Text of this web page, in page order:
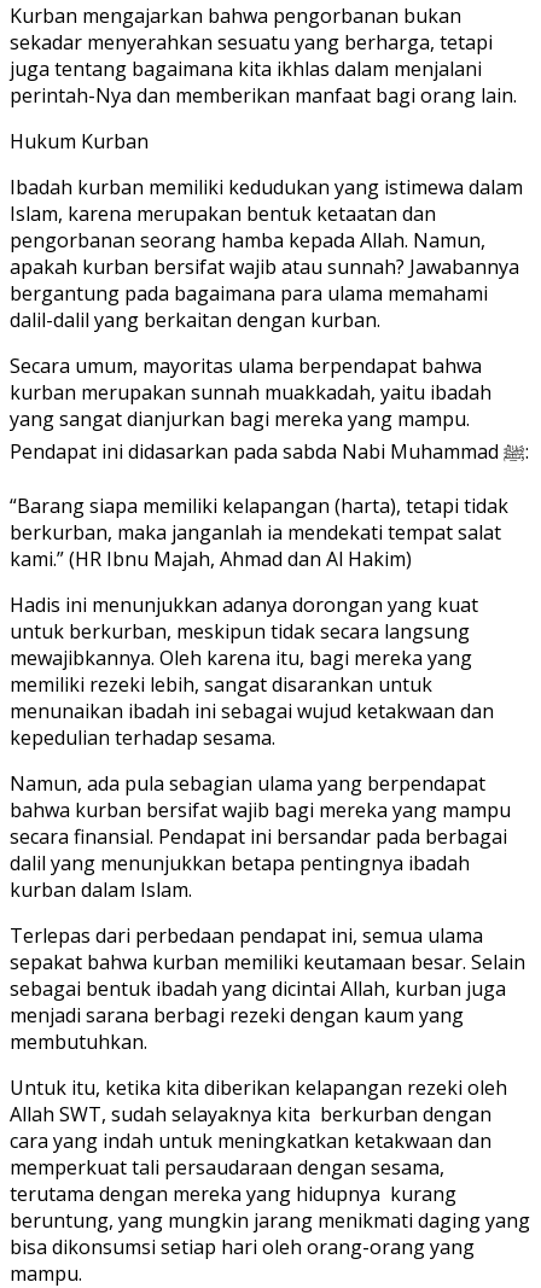
Kurban mengajarkan bahwa pengorbanan bukan
sekadar menyerahkan sesuatu yang berharga, tetapi
juga tentang bagaimana kita ikhlas dalam menjalani
perintah-Nya dan memberikan manfaat bagi orang lain.
Hukum Kurban
Ibadah kurban memiliki kedudukan yang istimewa dalam
Islam, karena merupakan bentuk ketaatan dan
pengorbanan seorang hamba kepada Allah. Namun,
apakah kurban bersifat wajib atau sunnah? Jawabannya
bergantung pada bagaimana para ulama memahami
dalil-dalil yang berkaitan dengan kurban.
Secara umum, mayoritas ulama berpendapat bahwa
kurban merupakan sunnah muakkadah, yaitu ibadah
yang sangat dianjurkan bagi mereka yang mampu.
Pendapat ini didasarkan pada sabda Nabi Muhammad ﷺ:
“Barang siapa memiliki kelapangan (harta), tetapi tidak
berkurban, maka janganlah ia mendekati tempat salat
kami.” (HR Ibnu Majah, Ahmad dan Al Hakim)
Hadis ini menunjukkan adanya dorongan yang kuat
untuk berkurban, meskipun tidak secara langsung
mewajibkannya. Oleh karena itu, bagi mereka yang
memiliki rezeki lebih, sangat disarankan untuk
menunaikan ibadah ini sebagai wujud ketakwaan dan
kepedulian terhadap sesama.
Namun, ada pula sebagian ulama yang berpendapat
bahwa kurban bersifat wajib bagi mereka yang mampu
secara finansial. Pendapat ini bersandar pada berbagai
dalil yang menunjukkan betapa pentingnya ibadah
kurban dalam Islam.
Terlepas dari perbedaan pendapat ini, semua ulama
sepakat bahwa kurban memiliki keutamaan besar. Selain
sebagai bentuk ibadah yang dicintai Allah, kurban juga
menjadi sarana berbagi rezeki dengan kaum yang
membutuhkan.
Untuk itu, ketika kita diberikan kelapangan rezeki oleh
Allah SWT, sudah selayaknya kita berkurban dengan
cara yang indah untuk meningkatkan ketakwaan dan
memperkuat tali persaudaraan dengan sesama,
terutama dengan mereka yang hidupnya kurang
beruntung, yang mungkin jarang menikmati daging yang
bisa dikonsumsi setiap hari oleh orang-orang yang
mampu.